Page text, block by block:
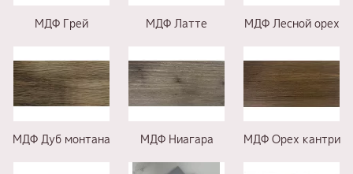
МДФ Грей МДФ Латте МДФ Лесной орех
МДФ Дуб монтана МДФ Ниагара МДФ Орех кантри